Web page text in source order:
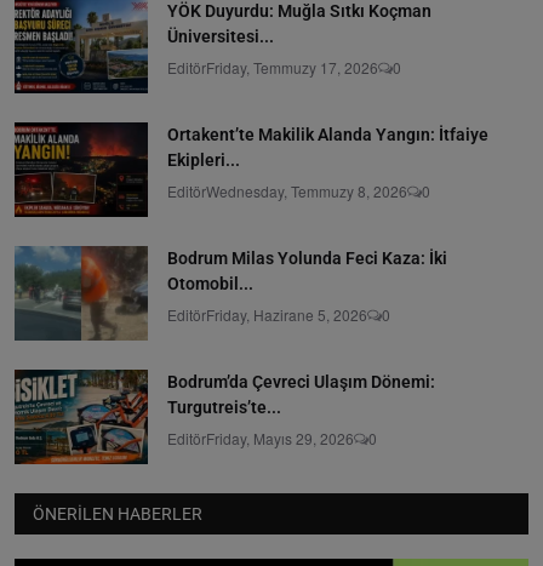
YÖK Duyurdu: Muğla Sıtkı Koçman
Üniversitesi...
EditörFriday, Temmuzy 17, 2026 0
Ortakent’te Makilik Alanda Yangın: İtfaiye
Ekipleri...
EditörWednesday, Temmuzy 8, 2026 0
Bodrum Milas Yolunda Feci Kaza: İki
Otomobil...
EditörFriday, Hazirane 5, 2026 0
Bodrum’da Çevreci Ulaşım Dönemi:
Turgutreis’te...
EditörFriday, Mayıs 29, 2026 0
ÖNERILEN HABERLER